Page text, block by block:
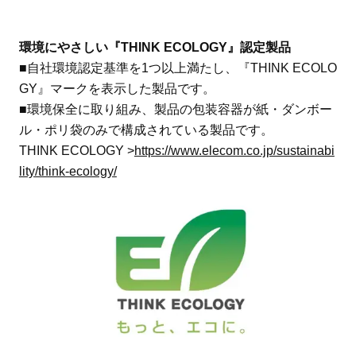
環境にやさしい『THINK ECOLOGY』認定製品
■自社環境認定基準を1つ以上満たし、『THINK ECOLO
GY』マークを表示した製品です。
■環境保全に取り組み、製品の包装容器が紙・ダンボー
ル・ポリ袋のみで構成されている製品です。
THINK ECOLOGY >https://www.elecom.co.jp/sustainabi
lity/think-ecology/